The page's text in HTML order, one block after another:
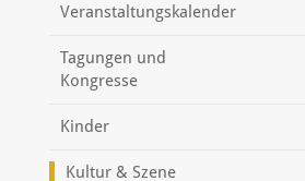
Veranstaltungskalender
Tagungen und
Kongresse
Kinder
Kultur & Szene